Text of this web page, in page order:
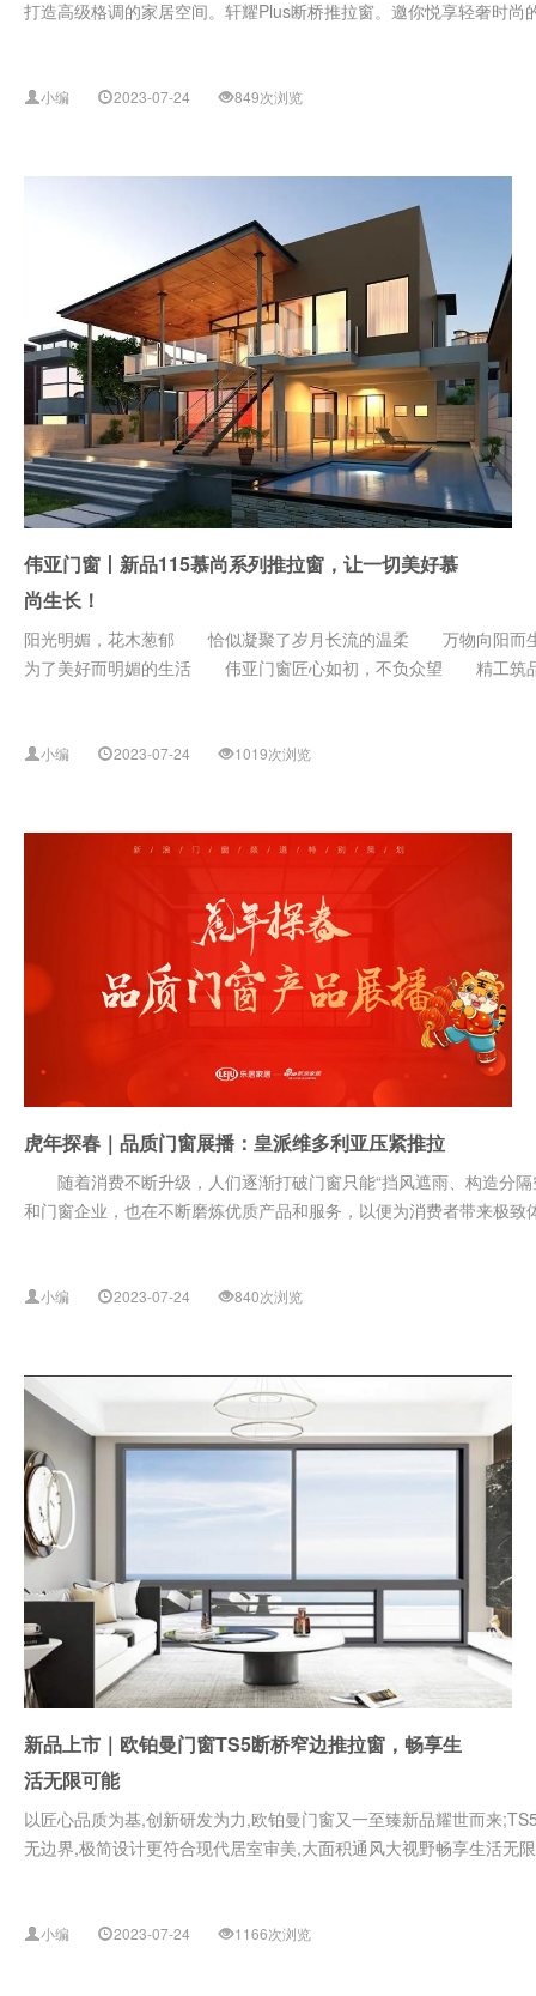
打造高级格调的家居空间。轩耀Plus断桥推拉窗。邀你悦享轻奢
小编 2023-07-24 849次浏览
伟亚门窗丨新品115慕尚系列推拉窗，让一切美好慕
尚生长！
阳光明媚，花木葱郁 恰似凝聚了岁月长流的温柔 万物向
为了美好而明媚的生活 伟亚门窗匠心如初，不负众望 精工
小编 2023-07-24 1019次浏览
虎年探春｜品质门窗展播：皇派维多利亚压紧推拉
随着消费不断升级，人们逐渐打破门窗只能“挡风遮雨、构造分
和门窗企业，也在不断磨炼优质产品和服务，以便为消费者带来极致
小编 2023-07-24 840次浏览
新品上市｜欧铂曼门窗TS5断桥窄边推拉窗，畅享生
活无限可能
以匠心品质为基,创新研发为力,欧铂曼门窗又一至臻新品耀世而来
无边界,极简设计更符合现代居室审美,大面积通风大视野畅享生活
小编 2023-07-24 1166次浏览